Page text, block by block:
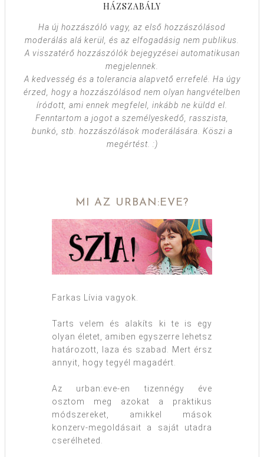
HÁZSZABÁLY
Ha új hozzászóló vagy, az első hozzászólásod
moderálás alá kerül, és az elfogadásig nem publikus.
A visszatérő hozzászólók bejegyzései automatikusan
megjelennek.
A kedvesség és a tolerancia alapvető errefelé. Ha úgy
érzed, hogy a hozzászólásod nem olyan hangvételben
íródott, ami ennek megfelel, inkább ne küldd el.
Fenntartom a jogot a személyeskedő, rasszista,
bunkó, stb. hozzászólások moderálására. Köszi a
megértést. :)
MI AZ URBAN:EVE?
Farkas Lívia vagyok.
Tarts velem és alakíts ki te is egy
olyan életet, amiben egyszerre lehetsz
határozott, laza és szabad. Mert érsz
annyit, hogy tegyél magadért.
Az urban:eve-en tizennégy éve
osztom meg azokat a praktikus
módszereket, amikkel mások
konzerv-megoldásait a saját utadra
cserélheted.